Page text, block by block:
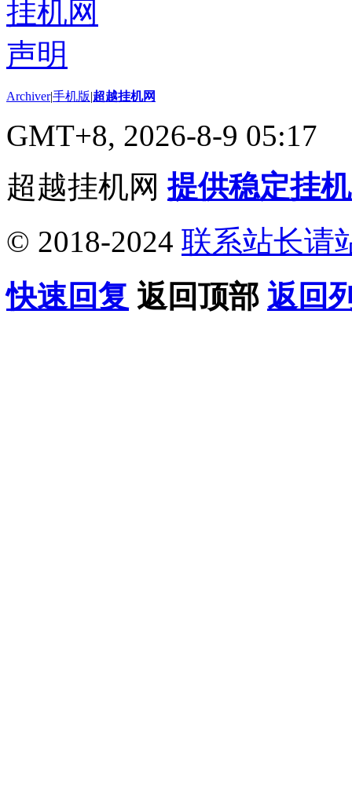
Archiver|手机版|超越挂机网
GMT+8, 2026-8-9 05:17
超越挂机网提供稳定挂
© 2018-2024 联系站长请
快速回复 返回顶部 返回